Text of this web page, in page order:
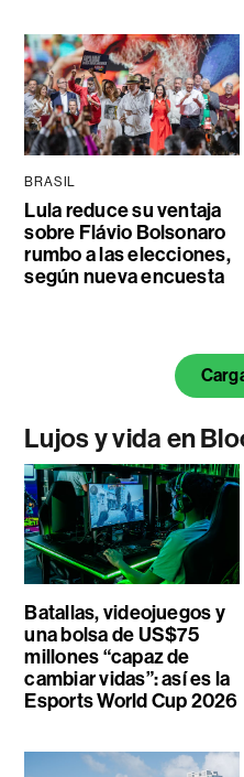
BRASIL
Lula reduce su ventaja
sobre Flávio Bolsonaro
rumbo a las elecciones,
según nueva encuesta
Lujos y vida en
Batallas, videojuegos y
una bolsa de US$75
millones “capaz de
cambiar vidas”: así es la
Esports World Cup 2026